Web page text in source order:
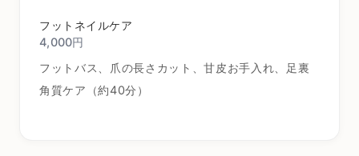
フットネイルケア
4,000円
フットバス、爪の長さカット、甘皮お手入れ、足裏
角質ケア（約40分）